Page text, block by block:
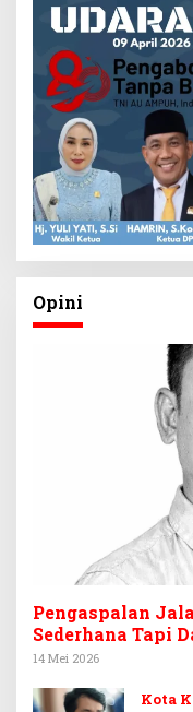
Opini
Pengaspalan
Sederhana Tapi
14 Mei 2026
Kota